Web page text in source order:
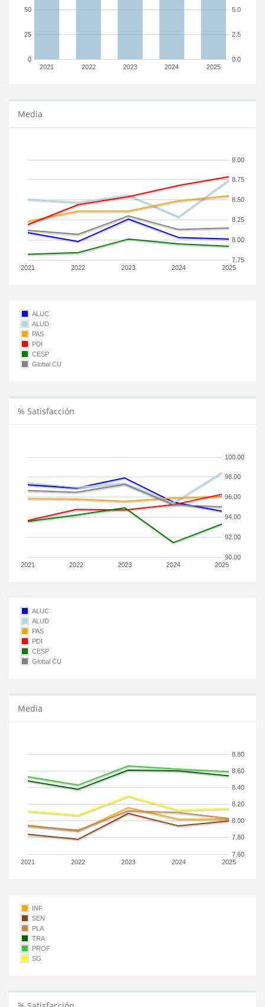
2021 2022 2023 2024 2025
0
25
50
0.0
2.5
5.0
Media
2021 2022 2023 2024 2025
7.75
8.00
8.25
8.50
8.75
9.00
ALUC
ALUD
PAS
PDI
CESP
Global CU
% Satisfacción
2021 2022 2023 2024 2025
90.00
92.00
94.00
96.00
98.00
100.00
ALUC
ALUD
PAS
PDI
CESP
Global CU
Media
2021 2022 2023 2024 2025
7.60
7.80
8.00
8.20
8.40
8.60
8.80
INF
SEN
PLA
TRA
PROF
SG